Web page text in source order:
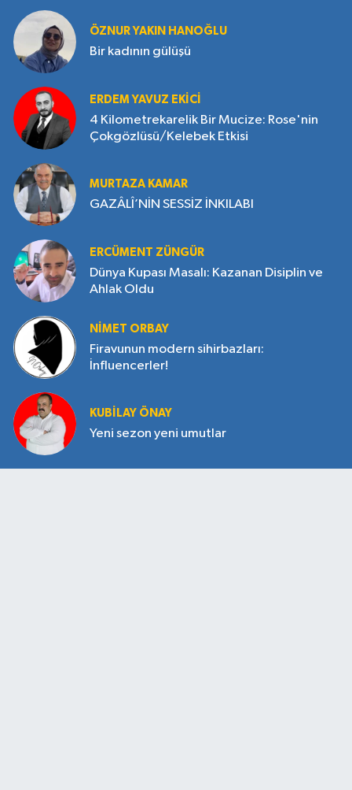
ÖZNUR YAKIN HANOĞLU
Bir kadının gülüşü
ERDEM YAVUZ EKICI
4 Kilometrekarelik Bir Mucize: Rose'nin
Çokgözlüsü/Kelebek Etkisi
MURTAZA KAMAR
GAZÂLÎ’NİN SESSİZ İNKILABI
ERCÜMENT ZÜNGÜR
Dünya Kupası Masalı: Kazanan Disiplin ve
Ahlak Oldu
NIMET ORBAY
Firavunun modern sihirbazları:
İnfluencerler!
KUBILAY ÖNAY
Yeni sezon yeni umutlar